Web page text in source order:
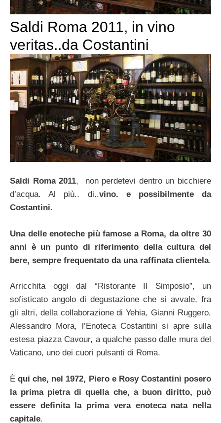
Saldi Roma 2011, in vino
veritas..da Costantini
Saldi Roma 2011, non perdetevi dentro un bicchiere
d’acqua. Al più.. di..vino. e possibilmente da
Costantini.
Una delle enoteche più famose a Roma, da oltre 30
anni è un punto di riferimento della cultura del
bere, sempre frequentato da una raffinata clientela.
Arricchita oggi dal “Ristorante Il Simposio”, un
sofisticato angolo di degustazione che si avvale, fra
gli altri, della collaborazione di Yehia, Gianni Ruggero,
Alessandro Mora, l’Enoteca Costantini si apre sulla
estesa piazza Cavour, a qualche passo dalle mura del
Vaticano, uno dei cuori pulsanti di Roma.
È qui che, nel 1972, Piero e Rosy Costantini posero
la prima pietra di quella che, a buon diritto, può
essere definita la prima vera enoteca nata nella
capitale.